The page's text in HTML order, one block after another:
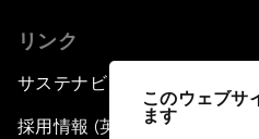
このウェブサ
ます
リンク
サステナビリティへの取り組み
採用情報 (英語のみ)